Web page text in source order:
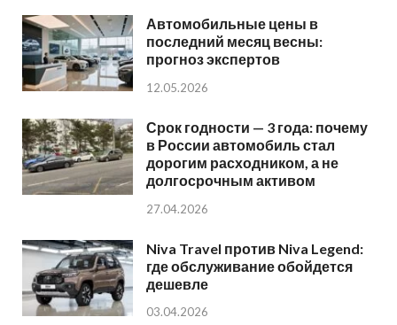
Автомобильные цены в
последний месяц весны:
прогноз экспертов
12.05.2026
Срок годности — 3 года: почему
в России автомобиль стал
дорогим расходником, а не
долгосрочным активом
27.04.2026
Niva Travel против Niva Legend:
где обслуживание обойдется
дешевле
03.04.2026